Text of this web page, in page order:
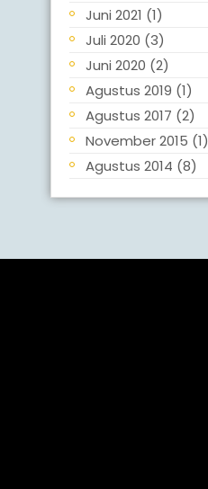
Juni 2021 (1)
Juli 2020 (3)
Juni 2020 (2)
Agustus 2019 (1)
Agustus 2017 (2)
November 2015 (1)
Agustus 2014 (8)